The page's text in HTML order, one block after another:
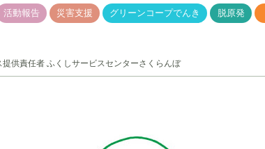
活動報告 災害支援 グリーンコープでんき 脱原発
提供責任者 ふくしサービスセンターさくらんぼ